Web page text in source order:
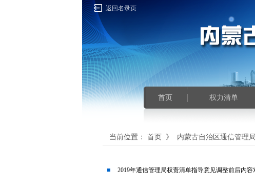
返回名录页
首页 权力清单
当前位置： 首页 》 内蒙古自治区通信管理局
2019年通信管理局权责清单指导意见调整前后内容